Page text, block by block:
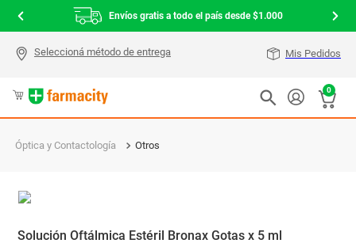
Envíos gratis a todo el país desde $1.000
Mis Pedidos
0
Óptica y Contactología Otros
Solución Oftálmica Estéril Bronax Gotas x 5 ml